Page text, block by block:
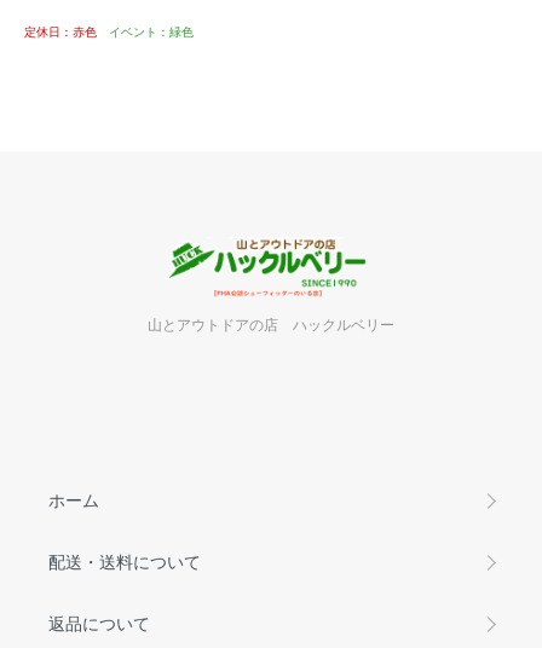
定休日：赤色 イベント：緑色
山とアウトドアの店 ハックルベリー
ホーム
配送・送料について
返品について